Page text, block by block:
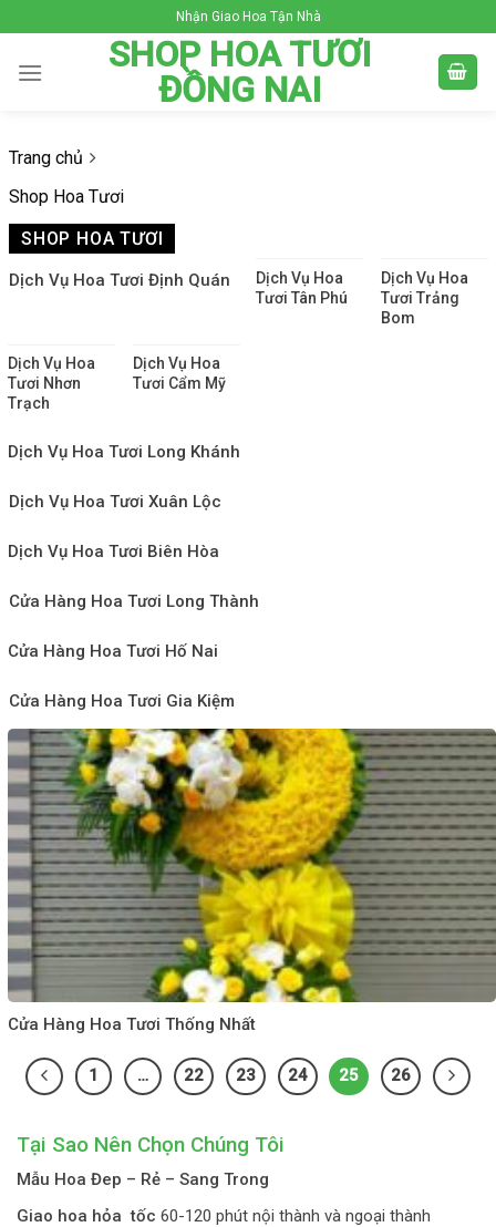
to
content
Nhận Giao Hoa Tận Nhà
SHOP HOA TƯƠI
ĐỒNG NAI
Trang chủ
Shop Hoa Tươi
SHOP HOA TƯƠI
Dịch Vụ Hoa Tươi Định Quán
Dịch Vụ Hoa
Tươi Tân Phú
Dịch Vụ Hoa
Tươi Trảng
Bom
Dịch Vụ Hoa
Tươi Nhơn
Trạch
Dịch Vụ Hoa
Tươi Cẩm Mỹ
Dịch Vụ Hoa Tươi Long Khánh
Dịch Vụ Hoa Tươi Xuân Lộc
Dịch Vụ Hoa Tươi Biên Hòa
Cửa Hàng Hoa Tươi Long Thành
Cửa Hàng Hoa Tươi Hố Nai
Cửa Hàng Hoa Tươi Gia Kiệm
Cửa Hàng Hoa Tươi Thống Nhất
1 … 22 23 24 25 26
Tại Sao Nên Chọn Chúng Tôi
Mẫu Hoa Đep – Rẻ – Sang Trong
Giao hoa hỏa tốc 60-120 phút nội thành và ngoại thành